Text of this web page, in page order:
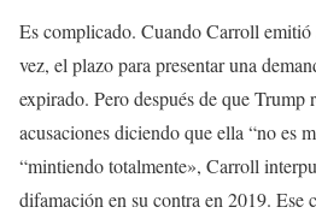
Es complicado. Cuando Carroll emitió
vez, el plazo para presentar una
expirado. Pero después de que Trump
acusaciones diciendo que ella “no es
“mintiendo totalmente», Carroll
difamación en su contra en 2019. Ese